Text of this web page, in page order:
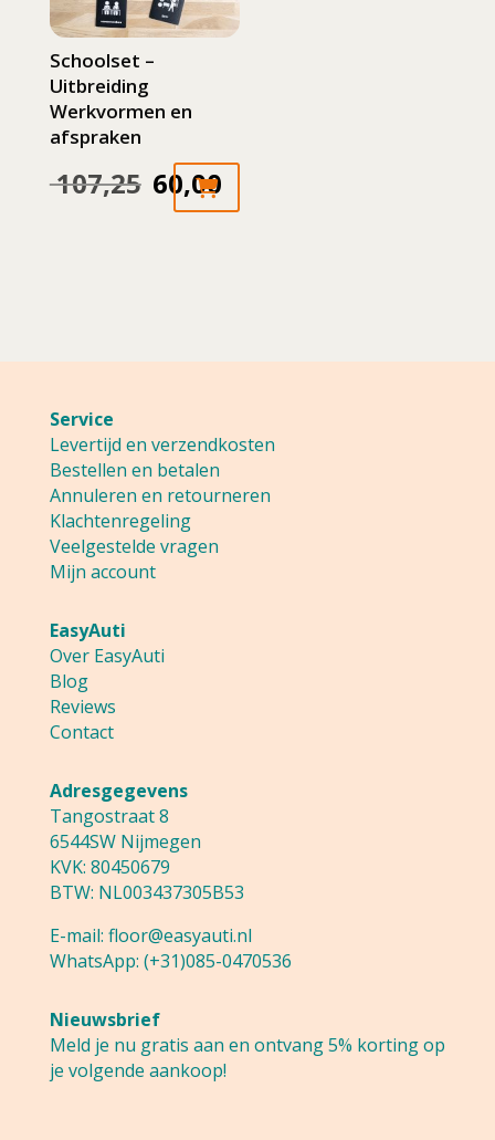
kan
gekozen
worden
op
de
Schoolset –
Uitbreiding
Werkvormen en
afspraken
107,25 Oorspronkelijke
60,00Huidige
Service
Levertijd en verzendkosten
Bestellen en betalen
Annuleren en retourneren
Klachtenregeling
Veelgestelde vragen
Mijn account
EasyAuti
Over EasyAuti
Blog
Reviews
Contact
Adresgegevens
Tangostraat 8
6544SW Nijmegen
KVK: 80450679
BTW: NL003437305B53
E-mail: floor@easyauti.nl
WhatsApp: (+31)085-0470536
Nieuwsbrief
Meld je nu gratis aan en ontvang 5% korting op
je volgende aankoop!